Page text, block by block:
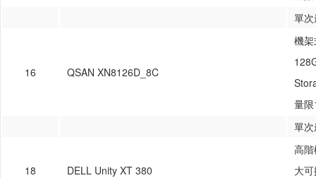
單
16 QSAN XN8126D_8C
機
量
單
18 DELL Unity XT 380
高
大